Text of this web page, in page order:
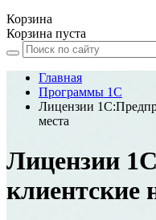
Корзина
Корзина пуста
Главная
Программы 1С
Лицензии
места
Лицензии
клиентские